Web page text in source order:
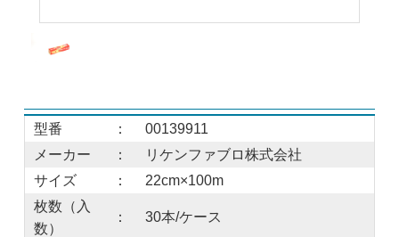
型番 ：
00139911
メーカー
：
リケンファブロ株式会社
サイズ
：
22cm×100m
枚数（入
数）
： 30本/ケース